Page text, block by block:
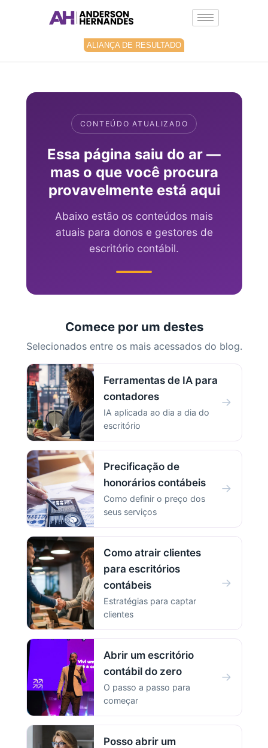
ALIANÇA DE RESULTADO
CONTEÚDO ATUALIZADO
Essa página saiu do ar —
mas o que você procura
provavelmente está aqui
Abaixo estão os conteúdos mais
atuais para donos e gestores de
escritório contábil.
Comece por um destes
Selecionados entre os mais acessados do blog.
Ferramentas de IA para
contadores
IA aplicada ao dia a dia do
escritório
→
Precificação de
honorários contábeis
Como definir o preço dos
seus serviços
→
Como atrair clientes
para escritórios
contábeis
Estratégias para captar
clientes
→
Abrir um escritório
contábil do zero
O passo a passo para
começar
→
Posso abrir um